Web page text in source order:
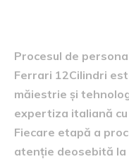
Procesul de
Ferrari 12Cilindri
măiestrie și
expertiza italiană
Fiecare etapă a
atenție deosebită